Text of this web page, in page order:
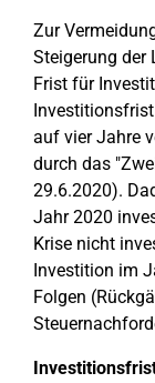
Zur
Steigerung der
Frist für
auf vier Jahre
durch das
29.6.2020).
Jahr 2020
Krise nicht
Investition im
Folgen